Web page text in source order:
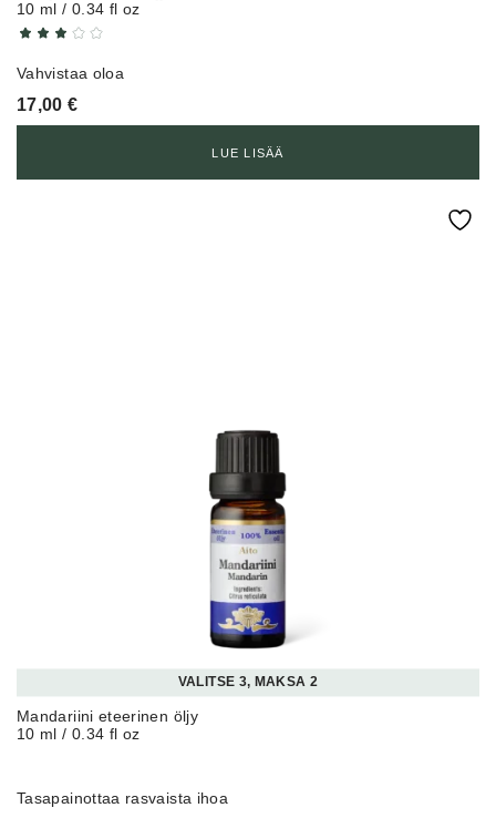
10 ml / 0.34 fl oz
Vahvistaa oloa
17,00€
LUE LISÄÄ
VALITSE 3, MAKSA 2
Mandariini eteerinen öljy
10 ml / 0.34 fl oz
Tasapainottaa rasvaista ihoa